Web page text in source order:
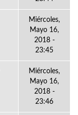
Miércoles,
Mayo 16,
2018 -
23:45
Miércoles,
Mayo 16,
2018 -
23:46